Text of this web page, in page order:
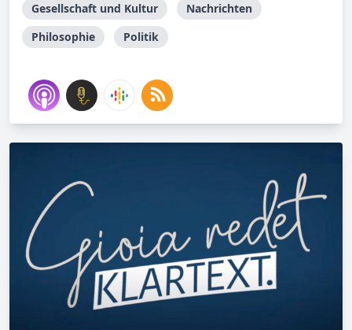
Gesellschaft und Kultur
Nachrichten
Philosophie
Politik